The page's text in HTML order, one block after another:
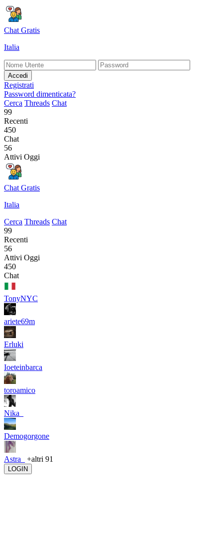
Chat Gratis
Italia
Accedi
Registrati
Password dimenticata?
Cerca Threads Chat
99
Recenti
450
Chat
56
Attivi Oggi
Chat Gratis
Italia
Cerca Threads Chat
99
Recenti
56
Attivi Oggi
450
Chat
TonyNYC
ariete69m
Erluki
Ioeteinbarca
toroamico
Nika_
Demogorgone
Astra_ +altri 91
LOGIN